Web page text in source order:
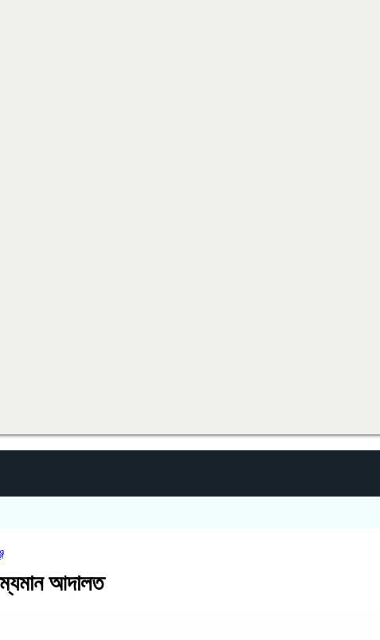
আদালত